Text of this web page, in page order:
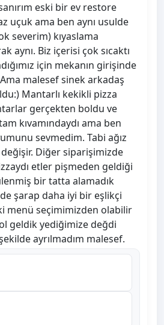
eski bir ev restore
uçuk ama ben aynı usulde
severim) kıyaslama
aynı. Biz içerisi çok sıcaktı
için mekanın girişinde
malesef sinek arkadaş
Mantarlı kekikli pizza
gerçekten boldu ve
kıvamındaydı ama ben
sevmedim. Tabi ağız
Diğer siparişimizde
etler pişmeden geldiği
bir tatta alamadık
şarap daha iyi bir eşlikçi
menü seçimimizden olabilir
geldik yediğimize değdi
ayrılmadım malesef.